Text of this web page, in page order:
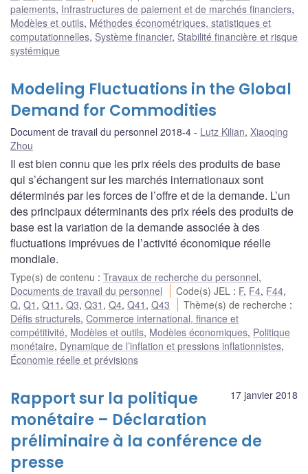
paiements, Infrastructures de paiement et de marchés financiers,
Modèles et outils, Méthodes économétriques, statistiques et
computationnelles, Système financier, Stabilité financière et risque
systémique
Modeling Fluctuations in the Global
Demand for Commodities
Document de travail du personnel 2018-4 Lutz Kilian, Xiaoqing
Zhou
Il est bien connu que les prix réels des produits de base
qui s’échangent sur les marchés internationaux sont
déterminés par les forces de l’offre et de la demande. L’un
des principaux déterminants des prix réels des produits de
base est la variation de la demande associée à des
fluctuations imprévues de l’activité économique réelle
mondiale.
Type(s) de contenu : Travaux de recherche du personnel,
Documents de travail du personnel
Code(s) JEL : F, F4, F44,
Q, Q1 , Q11 , Q3, Q31 , Q4, Q41 , Q43 Thème(s) de recherche :
Défis structurels, Commerce international, finance et
compétitivité, Modèles et outils, Modèles économiques, Politique
monétaire, Dynamique de l’inflation et pressions inflationnistes,
Économie réelle et prévisions
17 janvier 2018
Rapport sur la politique
monétaire – Déclaration
préliminaire à la conférence de
presse